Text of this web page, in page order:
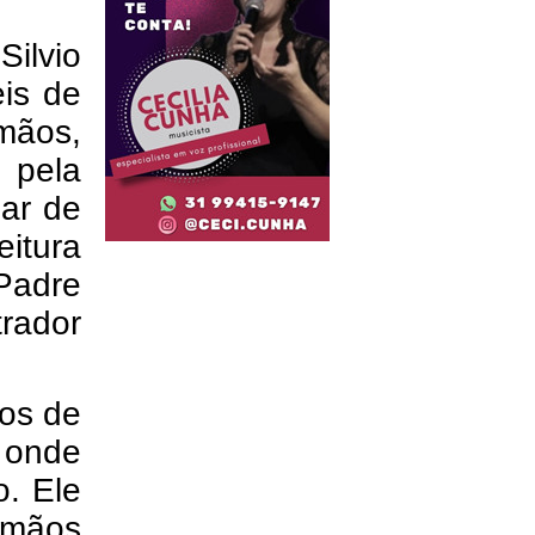
de
pela
de
de
Ele